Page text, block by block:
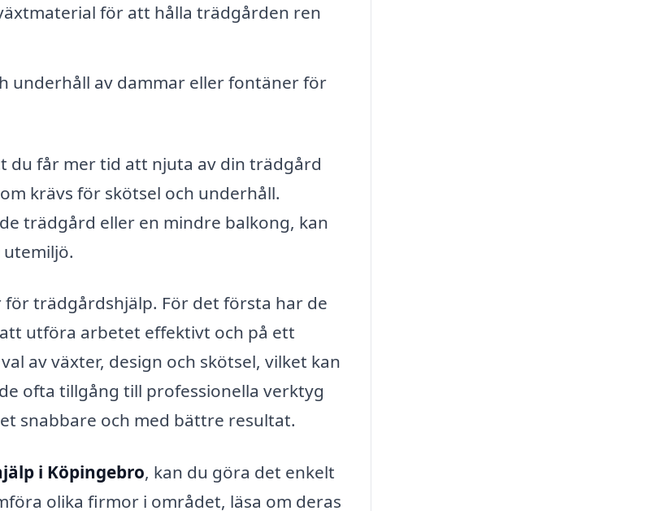
för att hålla trädgården ren
underhåll av dammar eller fontäner för
du får mer tid att njuta av din trädgård
krävs för skötsel och underhåll.
trädgård eller en mindre balkong, kan
trädgårdshjälp. För det första har de
utföra arbetet effektivt och på ett
av växter, design och skötsel, vilket kan
ofta tillgång till professionella verktyg
snabbare och med bättre resultat.
i Köpingebro, kan du göra det enkelt
olika firmor i området, läsa om deras